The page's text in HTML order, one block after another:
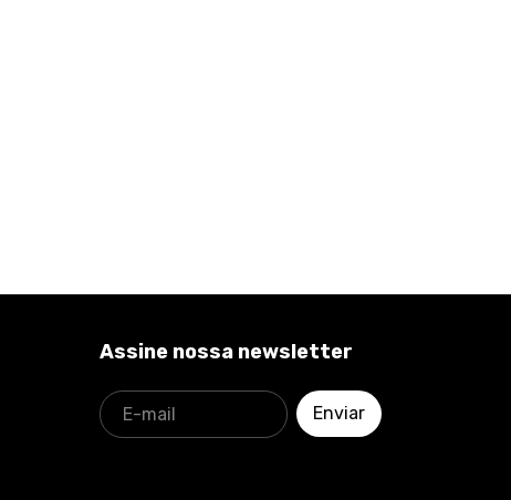
Assine nossa newsletter